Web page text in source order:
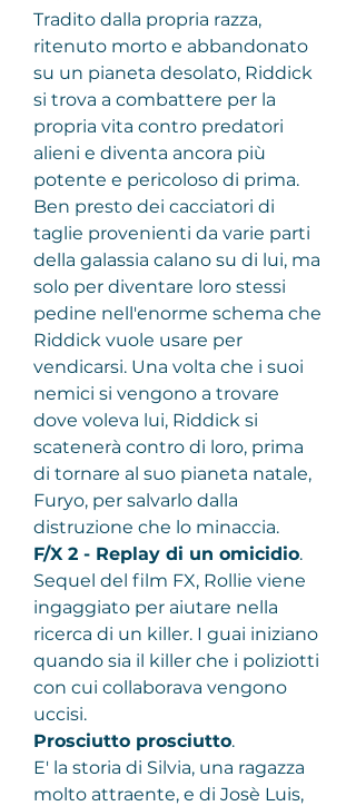
Tradito dalla propria razza,
ritenuto morto e abbandonato
su un pianeta desolato, Riddick
si trova a combattere per la
propria vita contro predatori
alieni e diventa ancora più
potente e pericoloso di prima.
Ben presto dei cacciatori di
taglie provenienti da varie parti
della galassia calano su di lui, ma
solo per diventare loro stessi
pedine nell'enorme schema che
Riddick vuole usare per
vendicarsi. Una volta che i suoi
nemici si vengono a trovare
dove voleva lui, Riddick si
scatenerà contro di loro, prima
di tornare al suo pianeta natale,
Furyo, per salvarlo dalla
distruzione che lo minaccia.
F/X 2 - Replay di un omicidio.
Sequel del film FX, Rollie viene
ingaggiato per aiutare nella
ricerca di un killer. I guai iniziano
quando sia il killer che i poliziotti
con cui collaborava vengono
uccisi.
Prosciutto prosciutto.
E' la storia di Silvia, una ragazza
molto attraente, e di Josè Luis,